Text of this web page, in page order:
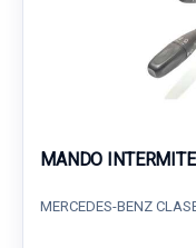
MANDO
MERCEDES-BENZ